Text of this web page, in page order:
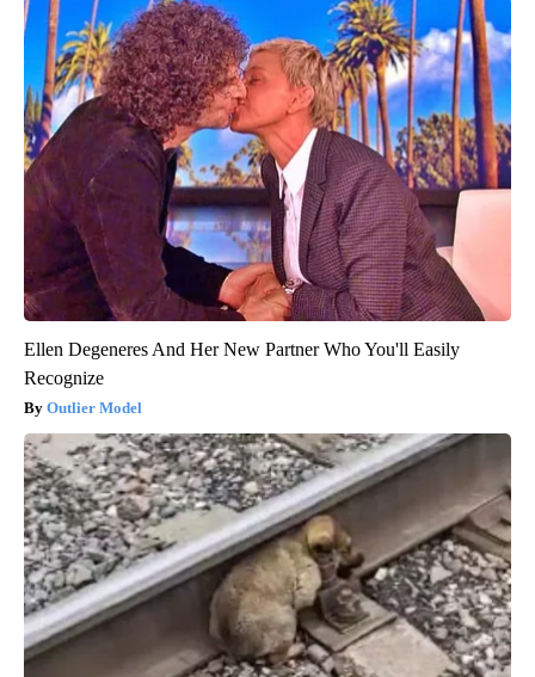
Ellen Degeneres And Her New Partner Who You'll Easily
Recognize
Outlier Model